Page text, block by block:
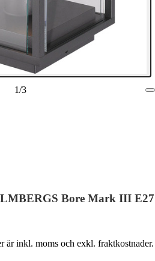
1/3
Bore Mark III E27
inkl. moms och exkl. fraktkostnader.